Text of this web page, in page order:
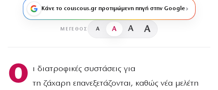
Κάνε το couscous.gr προτιμώμενη πηγή στην Google
ΜΈΓΕΘΟΣ A A A A
Ο
ι διατροφικές συστάσεις για
τη ζάχαρη επανεξετάζονται, καθώς νέα μελέτη